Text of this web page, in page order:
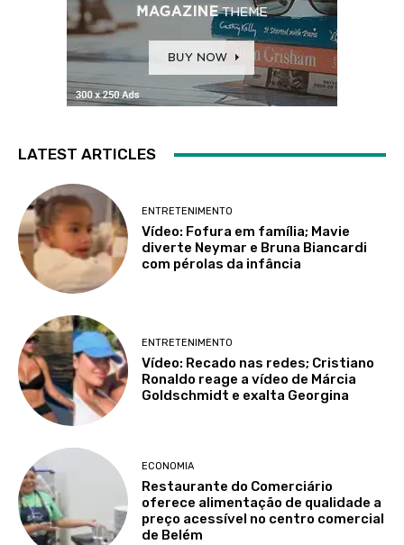
LATEST ARTICLES
ENTRETENIMENTO
Vídeo: Fofura em família; Mavie
diverte Neymar e Bruna Biancardi
com pérolas da infância
ENTRETENIMENTO
Vídeo: Recado nas redes; Cristiano
Ronaldo reage a vídeo de Márcia
Goldschmidt e exalta Georgina
ECONOMIA
Restaurante do Comerciário
oferece alimentação de qualidade a
preço acessível no centro comercial
de Belém